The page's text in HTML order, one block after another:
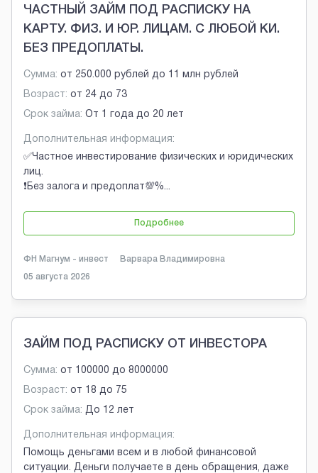
ЧАСТНЫЙ ЗАЙМ ПОД РАСПИСКУ НА
КАРТУ. ФИЗ. И ЮР. ЛИЦАМ. С ЛЮБОЙ КИ.
БЕЗ ПРЕДОПЛАТЫ.
Сумма: от 250.000 рублей до 11 млн рублей
Возраст: от 24 до 73
Срок займа: От 1 года до 20 лет
Дополнительная информация:
✅Частное инвестирование физических и юридических
лиц.
❗Без залога и предоплат💯%...
Подробнее
ФН Магнум - инвест Варвара Владимировна
05 августа 2026
ЗАЙМ ПОД РАСПИСКУ ОТ ИНВЕСТОРА
Сумма: от 100000 до 8000000
Возраст: от 18 до 75
Срок займа: До 12 лет
Дополнительная информация:
Помощь деньгами всем и в любой финансовой
ситуации. Деньги получаете в день обращения, даже